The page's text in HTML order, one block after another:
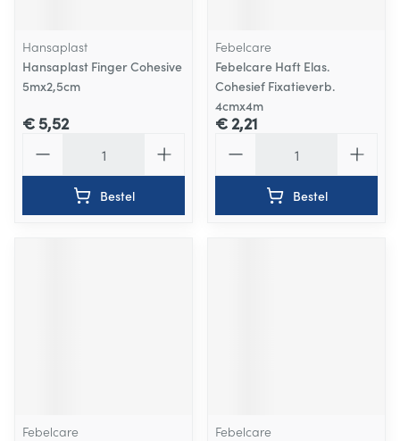
Hansaplast
Hansaplast Finger Cohesive
5mx2,5cm
€ 5,52
Bestel
Febelcare
Febelcare Haft Elas.
Cohesief Fixatieverb.
4cmx4m
€ 2,21
Bestel
Febelcare
Febelcare